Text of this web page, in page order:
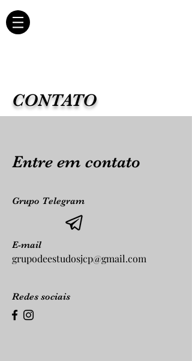
CONTATO
Entre em contato
Grupo Telegram
E-mail
grupodeestudosjcp@gmail.com
Redes sociais